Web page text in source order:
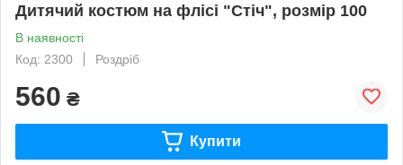
Дитячий костюм на флісі "Стіч", розмір 100
В наявності
Код: 2300
Роздріб
560 ₴
Купити